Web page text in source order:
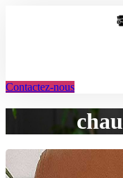
Contactez-nous